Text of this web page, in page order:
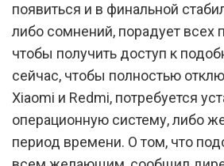
появиться и в финальной
либо сомнений, порадует всех
чтобы получить доступ к
сейчас, чтобы полностью
Xiaomi и Redmi, потребуется
операционную систему, либо
период времени. О том, что